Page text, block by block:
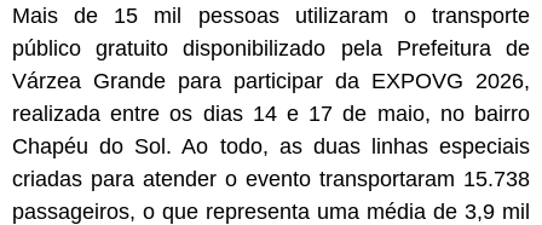
Mais de 15 mil pessoas utilizaram o transporte
público gratuito disponibilizado pela Prefeitura de
Várzea Grande para participar da EXPOVG 2026,
realizada entre os dias 14 e 17 de maio, no bairro
Chapéu do Sol. Ao todo, as duas linhas especiais
criadas para atender o evento transportaram 15.738
passageiros, o que representa uma média de 3,9 mil